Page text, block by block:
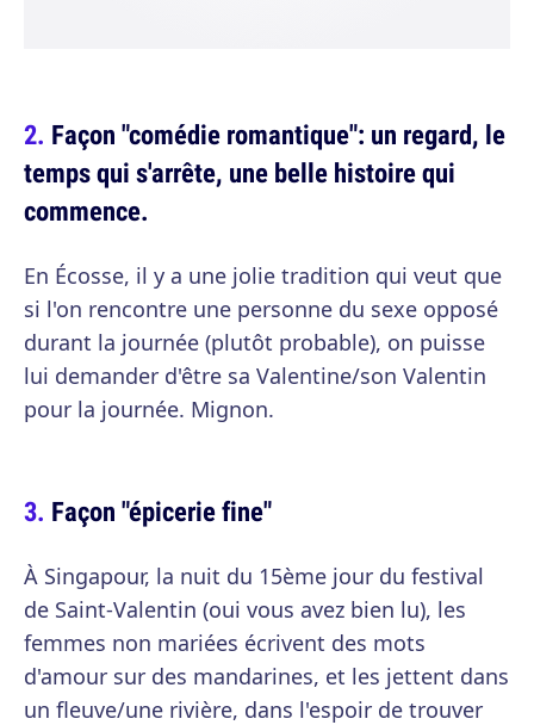
Façon "comédie romantique": un regard, le
temps qui s'arrête, une belle histoire qui
commence.
En Écosse, il y a une jolie tradition qui veut que
si l'on rencontre une personne du sexe opposé
durant la journée (plutôt probable), on puisse
lui demander d'être sa Valentine/son Valentin
pour la journée. Mignon.
Façon "épicerie fine"
À Singapour, la nuit du 15ème jour du festival
de Saint-Valentin (oui vous avez bien lu), les
femmes non mariées écrivent des mots
d'amour sur des mandarines, et les jettent dans
un fleuve/une rivière, dans l'espoir de trouver